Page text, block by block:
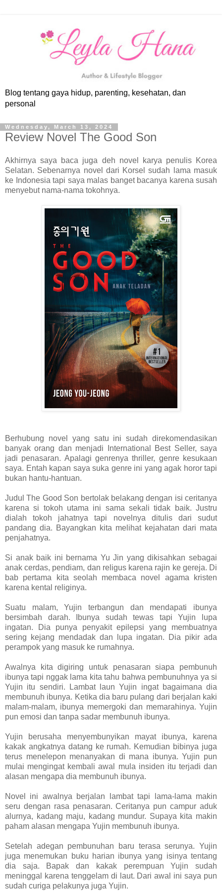
Blog tentang gaya hidup, parenting, kesehatan, dan
personal
Wednesday, March 13, 2024
Review Novel The Good Son
Akhirnya saya baca juga deh novel karya penulis Korea
Selatan. Sebenarnya novel dari Korsel sudah lama masuk
ke Indonesia tapi saya malas banget bacanya karena susah
menyebut nama-nama tokohnya.
Berhubung novel yang satu ini sudah direkomendasikan
banyak orang dan menjadi International Best Seller, saya
jadi penasaran. Apalagi genrenya thriller, genre kesukaan
saya. Entah kapan saya suka genre ini yang agak horor tapi
bukan hantu-hantuan.
Judul The Good Son bertolak belakang dengan isi ceritanya
karena si tokoh utama ini sama sekali tidak baik. Justru
dialah tokoh jahatnya tapi novelnya ditulis dari sudut
pandang dia. Bayangkan kita melihat kejahatan dari mata
penjahatnya.
Si anak baik ini bernama Yu Jin yang dikisahkan sebagai
anak cerdas, pendiam, dan religus karena rajin ke gereja. Di
bab pertama kita seolah membaca novel agama kristen
karena kental religinya.
Suatu malam, Yujin terbangun dan mendapati ibunya
bersimbah darah. Ibunya sudah tewas tapi Yujin lupa
ingatan. Dia punya penyakit epilepsi yang membuatnya
sering kejang mendadak dan lupa ingatan. Dia pikir ada
perampok yang masuk ke rumahnya.
Awalnya kita digiring untuk penasaran siapa pembunuh
ibunya tapi nggak lama kita tahu bahwa pembunuhnya ya si
Yujin itu sendiri. Lambat laun Yujin ingat bagaimana dia
membunuh ibunya. Ketika dia baru pulang dari berjalan kaki
malam-malam, ibunya memergoki dan memarahinya. Yujin
pun emosi dan tanpa sadar membunuh ibunya.
Yujin berusaha menyembunyikan mayat ibunya, karena
kakak angkatnya datang ke rumah. Kemudian bibinya juga
terus menelepon menanyakan di mana ibunya. Yujin pun
mulai mengingat kembali awal mula insiden itu terjadi dan
alasan mengapa dia membunuh ibunya.
Novel ini awalnya berjalan lambat tapi lama-lama makin
seru dengan rasa penasaran. Ceritanya pun campur aduk
alurnya, kadang maju, kadang mundur. Supaya kita makin
paham alasan mengapa Yujin membunuh ibunya.
Setelah adegan pembunuhan baru terasa serunya. Yujin
juga menemukan buku harian ibunya yang isinya tentang
dia saja. Bapak dan kakak perempuan Yujin sudah
meninggal karena tenggelam di laut. Dari awal ini saya pun
sudah curiga pelakunya juga Yujin.